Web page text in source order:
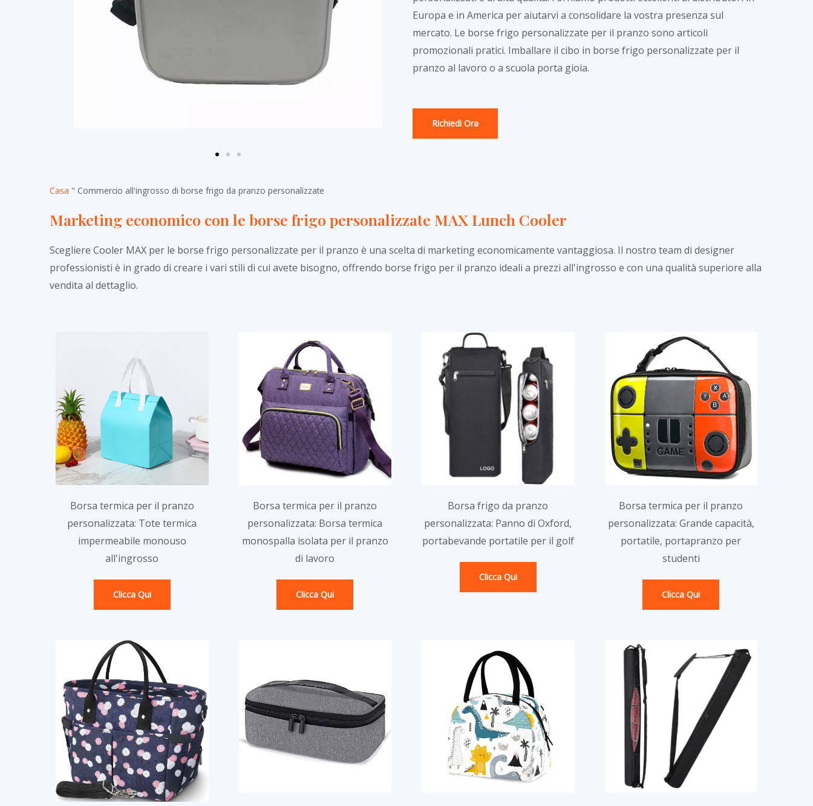
Europa e in America per aiutarvi a consolidare la vostra presenza sul
mercato. Le borse frigo personalizzate per il pranzo sono articoli
promozionali pratici. Imballare il cibo in borse frigo personalizzate per il
pranzo al lavoro o a scuola porta gioia.
Richiedi Ora
Casa " Commercio all'ingrosso di borse frigo da pranzo personalizzate
Marketing economico con le borse frigo personalizzate MAX Lunch Cooler
Scegliere Cooler MAX per le borse frigo personalizzate per il pranzo è una scelta di marketing economicamente vantaggiosa. Il nostro team di designer
professionisti è in grado di creare i vari stili di cui avete bisogno, offrendo borse frigo per il pranzo ideali a prezzi all'ingrosso e con una qualità superiore alla
vendita al dettaglio.
Borsa termica per il pranzo
personalizzata: Tote termica
impermeabile monouso
all'ingrosso
Clicca Qui
Borsa termica per il pranzo
personalizzata: Borsa termica
monospalla isolata per il pranzo
di lavoro
Clicca Qui
Borsa frigo da pranzo
personalizzata: Panno di Oxford,
portabevande portatile per il golf
Clicca Qui
Borsa termica per il pranzo
personalizzata: Grande capacità,
portatile, portapranzo per
studenti
Clicca Qui